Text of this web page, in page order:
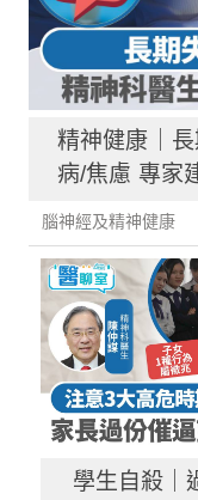
精神健康｜
病/焦慮 專家
腦神經及精神健康
學生自殺｜